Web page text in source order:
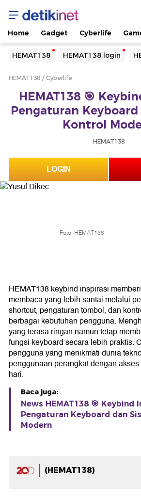
Home Gadget Cyberlife
HEMAT138 HEMAT138 login
Yang sedang ramai dicari
Loading...
Loading...
HEMAT138 Cyberlife
HEMAT138 🎯
Pengaturan
Kontrol
HEMAT138
LOGIN
Foto: HEMAT138
HEMAT138 keybind inspirasi
membaca yang lebih santai melalui
shortcut, pengaturan tombol, dan
berbagai kebutuhan pengguna.
yang terasa ringan namun tetap
fungsi keyboard secara lebih praktis.
pengguna yang menikmati dunia
penggunaan perangkat dengan
hari.
Baca juga:
News HEMAT138 🎯 Keybind
Pengaturan Keyboard dan
Modern
(HEMAT138)